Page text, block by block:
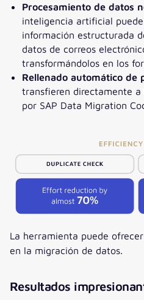
Procesamiento de datos
inteligencia artificial
información estructurada
datos de correos
transformándolos en los
Rellenado automático de
transfieren directamente
por SAP Data Migration
La herramienta puede
en la migración de datos.
Resultados